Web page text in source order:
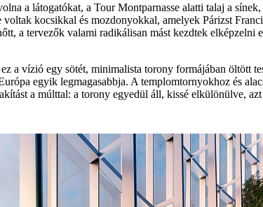
a látogatókat, a Tour Montparnasse alatti talaj a
kocsikkal és mozdonyokkal, amelyek Párizst
a tervezők valami radikálisan mást kezdtek
a vízió egy sötét, minimalista torony formájában öltött
egyik legmagasabbja. A templomtornyokhoz és
a múlttal: a torony egyedül áll, kissé elkülönülve,